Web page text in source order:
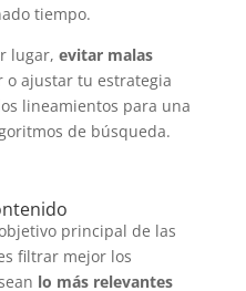
tiempo.
lugar, evitar malas
o ajustar tu estrategia
lineamientos para una
de búsqueda.
principal de las
filtrar mejor los
lo más relevantes